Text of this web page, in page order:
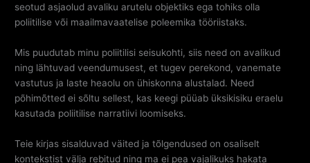
seotud asjaolud avaliku arutelu objektiks ega tohiks olla
poliitilise või maailmavaatelise poleemika tööriistaks.
Mis puudutab minu poliitilisi seisukohti, siis need on avalikud
ning lähtuvad veendumusest, et tugev perekond, vanemate
vastutus ja laste heaolu on ühiskonna alustalad. Need
põhimõtted ei sõltu sellest, kas keegi püüab üksikisiku eraelu
kasutada poliitilise narratiivi loomiseks.
Teie kirjas sisalduvad väited ja tõlgendused on osaliselt
kontekstist välja rebitud ning ma ei pea vajalikuks hakata